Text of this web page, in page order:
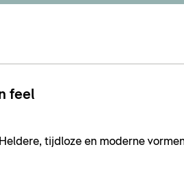
feel
Heldere, tijdloze en moderne